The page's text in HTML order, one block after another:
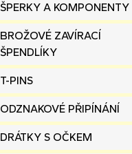
ŠPERKY A KOMPONENTY
BROŽOVÉ ZAVÍRACÍ
ŠPENDLÍKY
T-PINS
ODZNAKOVÉ PŘIPÍNÁNÍ
DRÁTKY S OČKEM